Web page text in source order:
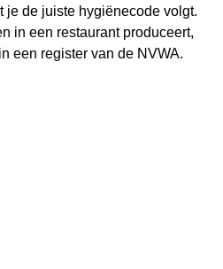
je de juiste hygiënecode volgt.
in een restaurant produceert,
een register van de NVWA.